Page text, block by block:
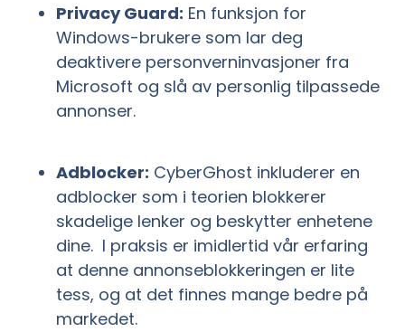
Privacy Guard: En funksjon for
Windows-brukere som lar deg
deaktivere personverninvasjoner fra
Microsoft og slå av personlig tilpassede
annonser.
Adblocker: CyberGhost inkluderer en
adblocker som i teorien blokkerer
skadelige lenker og beskytter enhetene
dine. I praksis er imidlertid vår erfaring
at denne annonseblokkeringen er lite
tess, og at det finnes mange bedre på
markedet.